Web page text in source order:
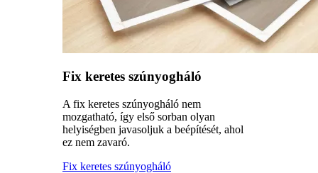
Fix keretes szúnyogháló
A fix keretes szúnyogháló nem
mozgatható, így első sorban olyan
helyiségben javasoljuk a beépítését, ahol
ez nem zavaró.
Fix keretes szúnyogháló